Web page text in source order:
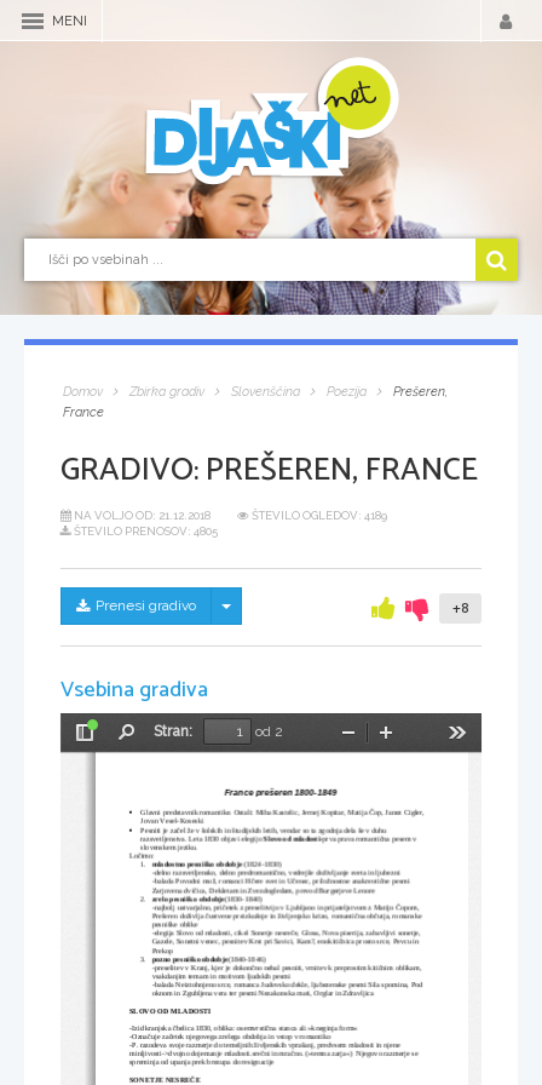
MENI
Domov Zbirka gradiv Slovenščina Poezija
Prešeren,
France
GRADIVO:PREŠEREN, FRANCE
NA VOLJO OD: 21.12.2018
ŠTEVILO OGLEDOV: 4189
ŠTEVILO PRENOSOV: 4805
Prenesi gradivo Skrij/prikaži meni +8
Vsebina gradiva
Preklopi
Stran:
od 2
Pomanjšaj
France prešeren 1800-1849

Glavni predstavnik romantike. Ostali: Miha Kastelic, Jernej Kopitar, Matija Čop, Janez Cigler,
Jovan Vesel-Koseski

Pesniti je začel že v šolskih in študijskih letih, vendar so ta zgodnja dela še v duhu
razsvetljenstva. Leta 1830 objavi elegijo Slovo od mladosti-prva prava romantična pesem v
slovenskem jeziku.
Ločimo:
1.
mladostno pesniško obdobje (1824-1830)
-delno razsvetljensko, delno predromantično, vedrejše doživljanje sveta in ljubezni
-balada Povodni mož, romanci Hčere svet in Učenec, priložnostne anakreotične pesmi
Zarjovena dvičica, Dekletam in Zvezdogledam, prevod Burgerjeve Lenore
2.
zrelo pesniško obdobje(1830-1840)
-najbolj ustvarjalno, pričetek z preselitvijo v Ljubljano in prijateljstvom z Matijo Čopom,
Prešeren doživlja čustvene preizkušnje in življenjsko krizo, romantična občutja, romanske
pesniške oblike
-elegija Slovo od mladosti, cikel Sonetje nesreče, Glosa, Nova piserija, zabavljivi sonetje,
Gazele, Sonetni venec, pesnitev Krst pri Savici, Kam?, enokitičnica prosto srce, Pevcu in
Prekop
3.
pozno pesniško obdobje(1840-1846)
-preselitev v Kranj, kjer je dokončno nehal pesniti, vrnitev k preprostim kitičnim oblikam,
vsakdanjim temam in motivom ljudskih pesmi
-balada Neiztohnjeno srce, romanca Judovsko dekle, ljubezenske pesmi Sila spomina, Pod
oknom in Zgubljena vera ter pesmi Nezakonska mati, Orglar in Zdravljica
SLOVO OD MLADOSTI
-Izid kranjska čbelica 1830, oblika: osemvrstična stanca ali »kneginja form«
-Označuje začetek njegovega zrelega obdobja in vstop v romantiko
-P. razodeva svoje razmerje do temeljnih življenskih vprašanj, predvsem mladosti in njene
minljivosti->dvojno dojemanje mladosti.srečni in mračno. (»temna zarja«)  Njegovo razmerje se
spreminja od upanja prek brezupa do resignacije
SONETJE NESREČE